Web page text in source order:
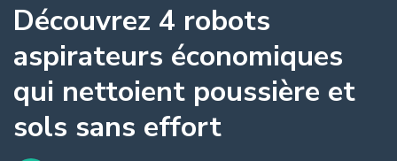
Découvrez 4 robots
aspirateurs économiques
qui nettoient poussière et
sols sans effort